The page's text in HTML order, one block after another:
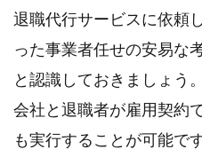
ト、
利用
する
どう
ば良
の？
退職代行サービスに依頼
った事業者任せの安易な
と認識しておきましょう
会社と退職者が雇用契約
も実行することが可能で